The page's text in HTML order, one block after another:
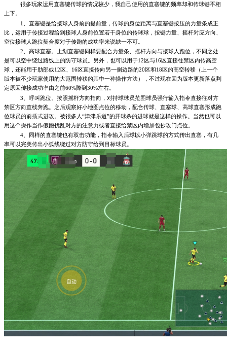
很多玩家运用直塞键传球的情况较少，我自己使用的直塞键的频率却和传球键不相
上下。
1、直塞键是给接球人身前的提前量，传球的身位距离与直塞键按压的力量条成正
比，运用于传接过程给到接球人身前位置若干身位的传球球，按键力量、摇杆对应方向、
空位接球人跑位契合度对于传跑的成功率来说缺一不可。
2、高球直塞。上划直塞键同样要配合力量条、摇杆方向与接球人跑位，不同之处
是可以空中绕过路线上的防守球员。另外，也可以用于12区与16区直接往禁区内传高空
球，还能用于肋部或12区、16区直接传向另一侧边路的20区和18区的高空转移（上一个
版本被不少玩家使用的大范围转移的其中一种操作方法），不过现在因为版本更新落点判
定原因传接成功率由之前60%降到30%左右。
3、呼叫跑位。按照摇杆方向指向，对持球球员范围球员强行输入指令直接往对方
禁区方向直线奔跑。之后观察好小地图点位的移动，配合传球、直塞球、高球直塞形成跑
位球员的前插式进攻。被很多人“津津乐道”的开球杀的进球就是这样的操作。当然也可以
用这个操作当作假跑扰乱对方的注意力或者直接给禁区内增加包抄攻门点位。
4、同样的直塞键也有双击功能，指令输入后球以小弹跳球的方式传出直塞，有几
率可以完美传出小弧线绕过对方防守给到目标球员。